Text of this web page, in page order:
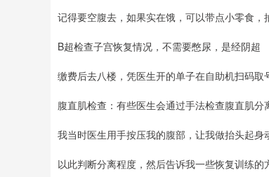
记得要空腹去，如果实在饿，可以带点小零食，
B超检查子宫恢复情况，不需要憋尿，是经阴超
缴费后去八楼，凭医生开的单子在自助机扫码
腹直肌检查：有些医生会通过手法检查腹直肌
我当时医生用手按压我的腹部，让我做抬头起身
以此判断分离程度，然后告诉我一些恢复训练的